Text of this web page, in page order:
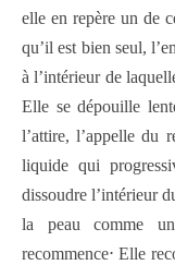
elle en repère un de
qu’il est bien seul,
à l’intérieur de
Elle se dépouille
l’attire, l’appelle du
liquide qui
dissoudre l’intérieur
la peau comme
recommence⋅ Elle